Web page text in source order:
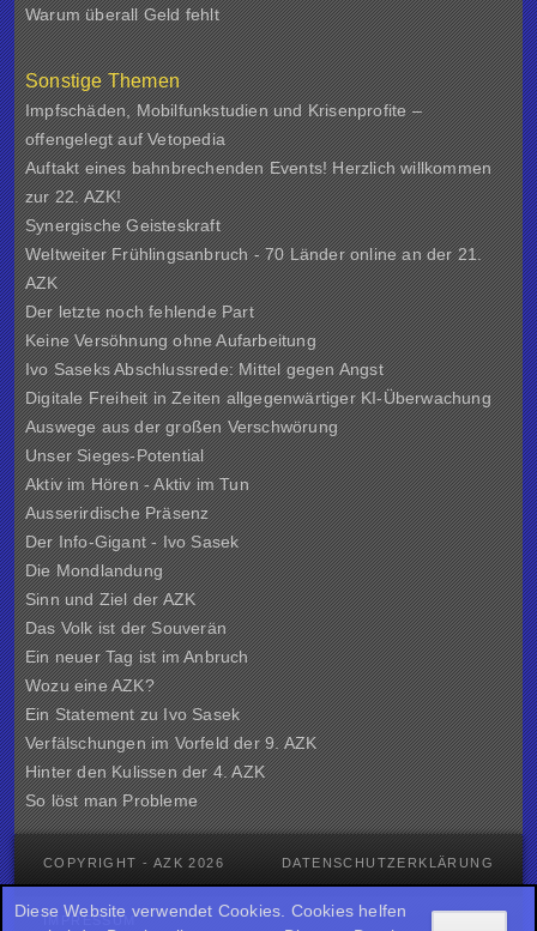
Warum überall Geld fehlt
Sonstige Themen
Impfschäden, Mobilfunkstudien und Krisenprofite –
offengelegt auf Vetopedia
Auftakt eines bahnbrechenden Events! Herzlich willkommen
zur 22. AZK!
Synergische Geisteskraft
Weltweiter Frühlingsanbruch - 70 Länder online an der 21.
AZK
Der letzte noch fehlende Part
Keine Versöhnung ohne Aufarbeitung
Ivo Saseks Abschlussrede: Mittel gegen Angst
Digitale Freiheit in Zeiten allgegenwärtiger KI-Überwachung
Auswege aus der großen Verschwörung
Unser Sieges-Potential
Aktiv im Hören - Aktiv im Tun
Ausserirdische Präsenz
Der Info-Gigant - Ivo Sasek
Die Mondlandung
Sinn und Ziel derAZK
Das Volk ist der Souverän
Ein neuer Tag ist im Anbruch
Wozu eine AZK?
Ein Statement zu Ivo Sasek
Verfälschungen im Vorfeld der 9. AZK
Hinter den Kulissen der4. AZK
So löst man Probleme
COPYRIGHT - AZK 2026 DATENSCHUTZERKLÄRUNG
IMPRESSUM
Diese Website verwendet Cookies. Cookies helfen